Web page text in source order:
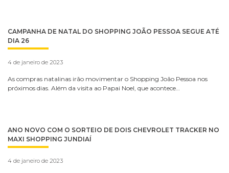
CAMPANHA DE NATAL DO SHOPPING JOÃO PESSOA SEGUE ATÉ
DIA 26
4 de janeiro de 2023
As compras natalinas irão movimentar o Shopping João Pessoa nos
próximos dias. Além da visita ao Papai Noel, que acontece…
ANO NOVO COM O SORTEIO DE DOIS CHEVROLET TRACKER NO
MAXI SHOPPING JUNDIAÍ
4 de janeiro de 2023